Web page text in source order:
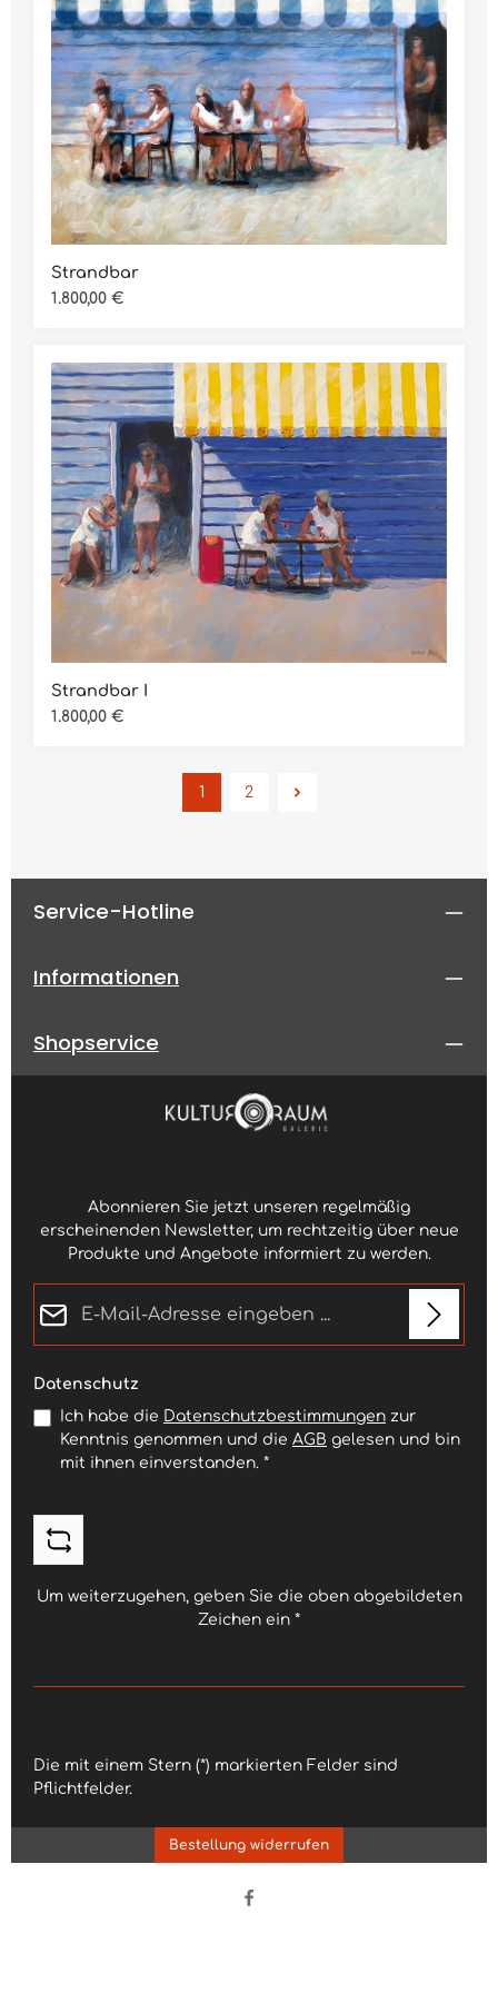
Strandbar
Regulärer Preis:
1.800,00 €
Strandbar I
Regulärer Preis:
1.800,00 €
Seite
1
Seite
2
Service-Hotline
Informationen
Shopservice
Abonnieren Sie jetzt unseren regelmäßig
erscheinenden Newsletter, um rechtzeitig über neue
Produkte und Angebote informiert zu werden.
Datenschutz
Ich habe die Datenschutzbestimmungen zur
Kenntnis genommen und die AGB gelesen und bin
mit ihnen einverstanden. *
Um weiterzugehen, geben Sie die oben abgebildeten
Zeichen ein *
Die mit einem Stern (*) markierten Felder sind
Pflichtfelder.
Bestellung widerrufen